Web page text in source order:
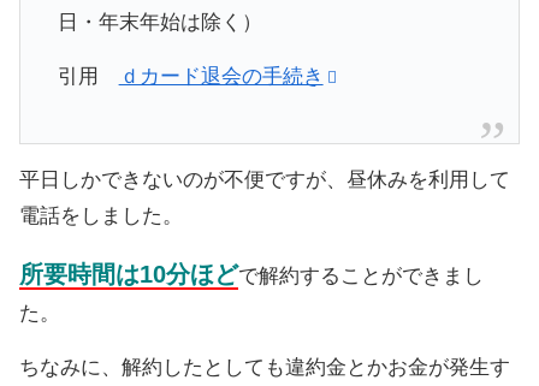
日・年末年始は除く）
引用 ｄカード退会の手続き
平日しかできないのが不便ですが、昼休みを利用して
電話をしました。
所要時間は10分ほどで解約することができまし
た。
ちなみに、解約したとしても違約金とかお金が発生す